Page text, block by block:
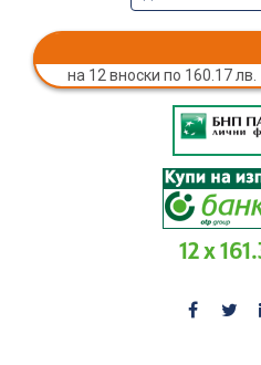
на 12 вноски по 160.17 лв.
12 x